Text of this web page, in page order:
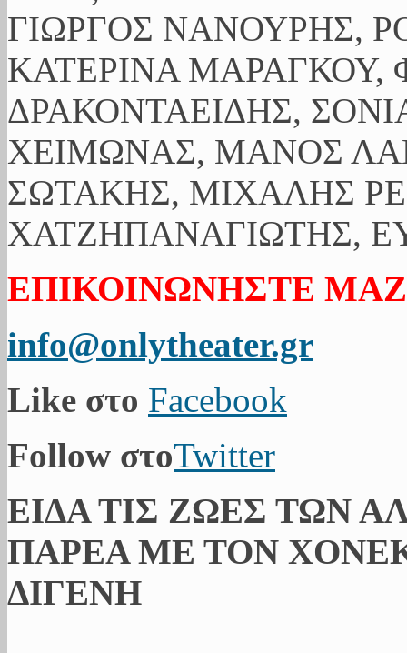
ΓΙΩΡΓΟΣ ΝΑΝΟΥΡΗΣ,
ΚΑΤΕΡΙΝΑ ΜΑΡΑΓΚΟΥ,
ΔΡΑΚΟΝΤΑΕΙΔΗΣ,
ΧΕΙΜΩΝΑΣ, ΜΑΝΟΣ
ΣΩΤΑΚΗΣ, ΜΙΧΑΛΗΣ
ΧΑΤΖΗΠΑΝΑΓΙΩΤΗΣ,
ΕΠΙΚΟΙΝΩΝΗΣΤΕ
info@onlytheater.gr
Like στο Facebook
Follow στοTwitter
ΕΙΔΑ ΤΙΣ ΖΩΕΣ ΤΩΝ
ΠΑΡΕΑ ΜΕ ΤΟΝ
ΔΙΓΕΝΗ